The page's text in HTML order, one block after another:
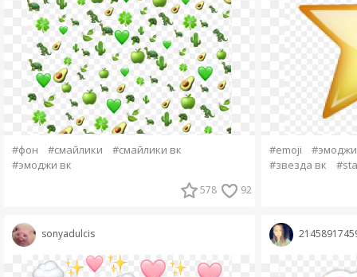
#фон #смайлики
#смайлики вк
#эмоджи вк
578 92
sonyadulcis
#emoji
#звезда вк